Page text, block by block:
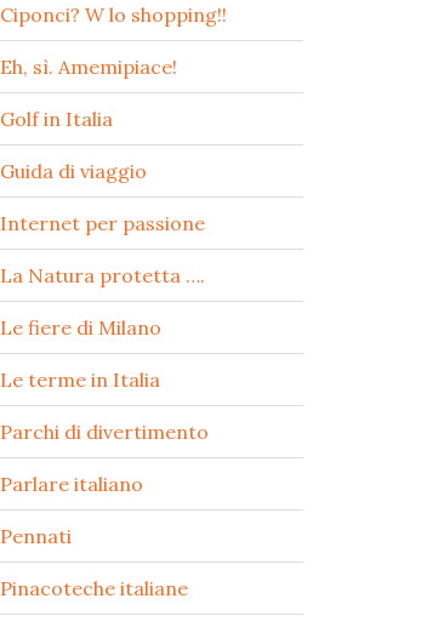
Ciponci? W lo shopping!!
Eh, sì. Amemipiace!
Golf in Italia
Guida di viaggio
Internet per passione
La Natura protetta ….
Le fiere di Milano
Le terme in Italia
Parchi di divertimento
Parlare italiano
Pennati
Pinacoteche italiane